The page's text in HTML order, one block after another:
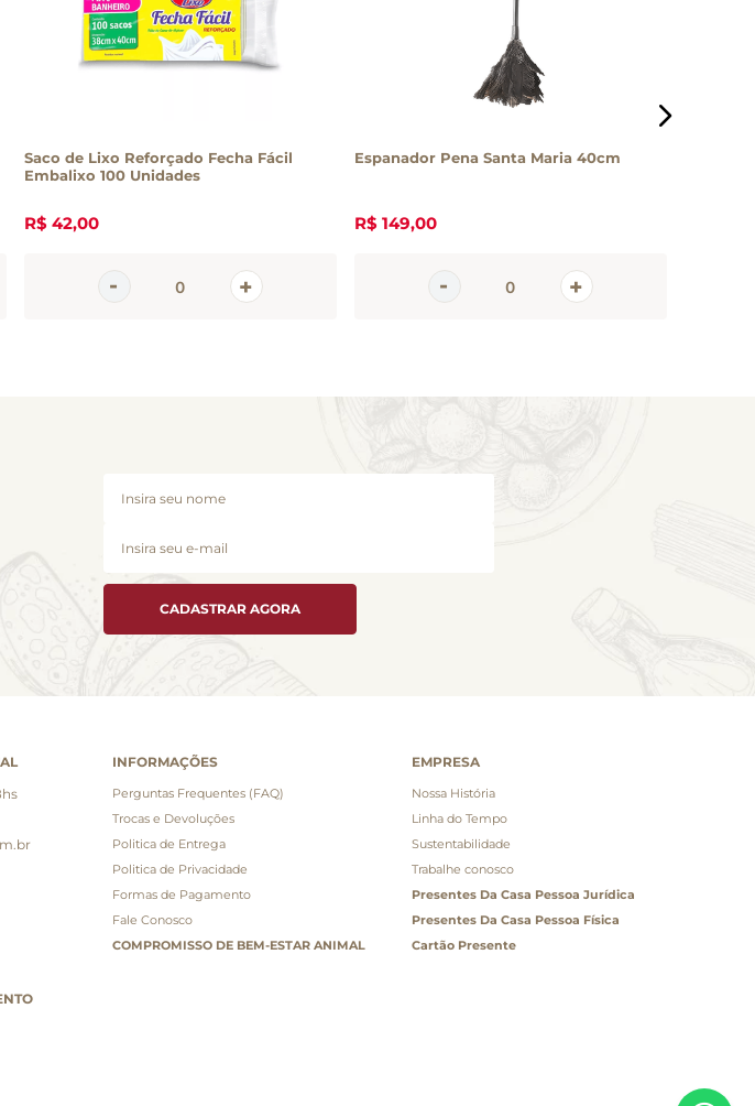
Saco de Lixo Reforçado Fecha Fácil
Embalixo 100 Unidades
R$ 42,00
Espanador Pena Santa Maria 40cm
R$ 149,00
CADASTRAR AGORA
INFORMAÇÕES
Perguntas Frequentes (FAQ)
Trocas e Devoluções
Politica de Entrega
Politica de Privacidade
Formas de Pagamento
Fale Conosco
COMPROMISSO DE BEM-ESTAR ANIMAL
EMPRESA
Nossa História
Linha do Tempo
Sustentabilidade
Trabalhe conosco
Presentes Da Casa Pessoa Jurídica
Presentes Da Casa Pessoa Física
Cartão Presente